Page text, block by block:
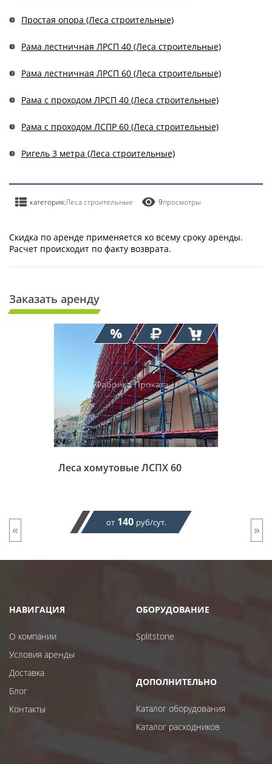
Простая опора (Леса строительные)
Рама лестничная ЛРСП 40 (Леса строительные)
Рама лестничная ЛРСП 60 (Леса строительные)
Рама с проходом ЛРСП 40 (Леса строительные)
Рама с проходом ЛСПР 60 (Леса строительные)
Ригель 3 метра (Леса строительные)
категория:Леса строительные 9просмотры
Скидка по аренде применяется ко всему сроку аренды.
Расчет происходит по факту возврата.
Заказать аренду
Леса хомутовые ЛСПХ 60
от 140 руб/сут.
« »
НАВИГАЦИЯ
О компании
Условия аренды
Доставка
Блог
Контакты
ОБОРУДОВАНИЕ
Splitstone
ДОПОЛНИТЕЛЬНО
Каталог оборудования
Каталог расходников